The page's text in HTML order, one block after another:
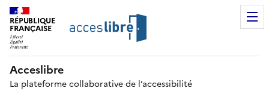
RÉPUBLIQUE
FRANÇAISE
Acceslibre
La plateforme collaborative de l’accessibilité